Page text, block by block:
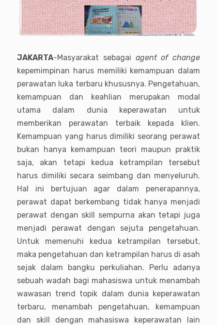
JAKARTA-Masyarakat sebagai agent of change
kepemimpinan harus memiliki kemampuan dalam
perawatan luka terbaru khususnya. Pengetahuan,
kemampuan dan keahlian merupakan modal
utama dalam dunia keperawatan untuk
memberikan perawatan terbaik kepada klien.
Kemampuan yang harus dimiliki seorang perawat
bukan hanya kemampuan teori maupun praktik
saja, akan tetapi kedua ketrampilan tersebut
harus dimiliki secara seimbang dan menyeluruh.
Hal ini bertujuan agar dalam penerapannya,
perawat dapat berkembang tidak hanya menjadi
perawat dengan skill sempurna akan tetapi juga
menjadi perawat dengan sejuta pengetahuan.
Untuk memenuhi kedua ketrampilan tersebut,
maka pengetahuan dan ketrampilan harus di asah
sejak dalam bangku perkuliahan. Perlu adanya
sebuah wadah bagi mahasiswa untuk menambah
wawasan trend topik dalam dunia keperawatan
terbaru, menambah pengetahuan, kemampuan
dan skill dengan mahasiswa keperawatan lain